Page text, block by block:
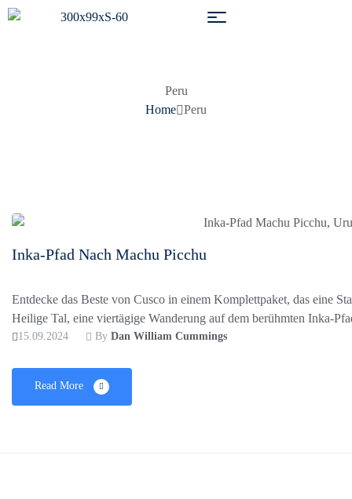
Peru
Home Peru
Inka-Pfad Nach Machu Picchu
Entdecke das Beste von Cusco in einem Komplettpaket, das eine
Heilige Tal, eine viertägige Wanderung auf dem berühmten Inka-
15.09.2024 By Dan William Cummings
Read More